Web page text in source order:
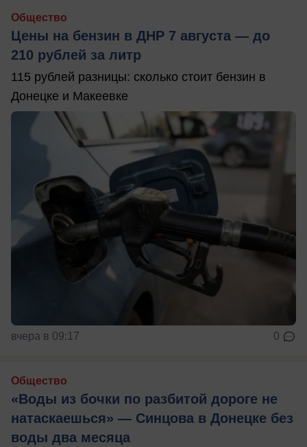
Общество
Цены на бензин в ДНР 7 августа — до
210 рублей за литр
115 рублей разницы: сколько стоит бензин в
Донецке и Макеевке
вчера в 09:17 0
Общество
«Воды из бочки по разбитой дороге не
натаскаешься» — Синцова в Донецке без
воды два месяца